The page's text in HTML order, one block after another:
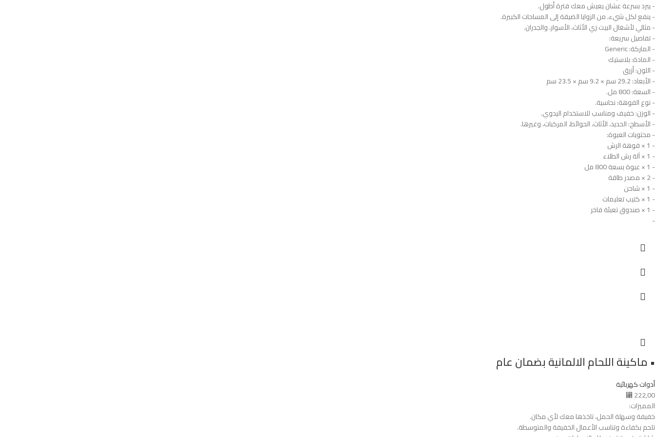
- يبرد بسرعة عشان يعيش معك فترة أطول.
- ينفع لكل شيء، من الزوايا الضيقة إلى المساحات الكبيرة.
- مثالي لأشغال البيت زي الأثاث، الأسوار، والجدران.
- تفاصيل سريعة:
- الماركة: Generic
- المادة: بلاستيك
- اللون: أزرق
- الأبعاد: 29.2 سم × 9.2 سم × 23.5 سم
- السعة: 800 مل.
- نوع الفوهة: نحاسية.
- الوزن: خفيف ومناسب للاستخدام اليدوي.
- الأسطح: الحديد، الأثاث، الحوائط، المركبات، وغيرها.
- محتويات العبوة:
- 1 × فوهة الرش
- 1 × آلة رش الطلاء
- 1 × عبوة بسعة 800 مل
- 2 × مصدر طاقة
- 1 × شاحن
- 1 × كتيب تعليمات
- 1 × صندوق تعبئة فاخر
-
• ماكينة اللحام الالمانية بضمان عام
أدوات كهربائية
⃁222,00
المميزات:
خفيفة وسهلة الحمل، تاخذها معك لأي مكان.
تلحم بكفاءة وتناسب الأعمال الخفيفة والمتوسطة.